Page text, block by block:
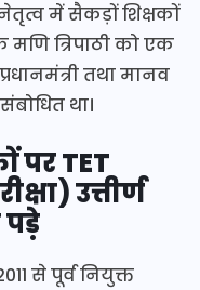
में सैकड़ों शिक्षकों
त्रिपाठी को एक
तथा मानव
था।
पर TET
उत्तीर्ण
से पूर्व नियुक्त